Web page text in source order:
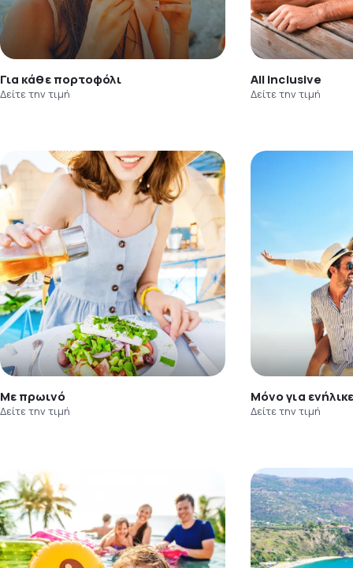
Για κάθε πορτοφόλι
Δείτε την τιμή
All inclusive
Δείτε την τιμή
Με πρωινό
Δείτε την τιμή
Μόνο για
Δείτε την τιμή